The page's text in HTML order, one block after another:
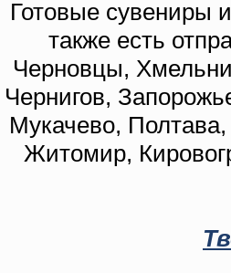
Готовые сувениры
также есть
Черновцы,
Чернигов,
Мукачево,
Житомир,